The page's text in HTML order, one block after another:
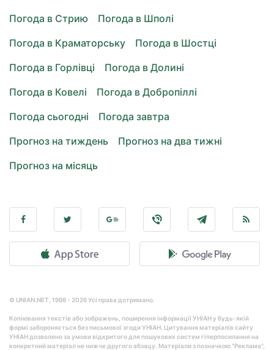
Погода в Стрию
Погода в Шполі
Погода в Краматорську
Погода в Шостці
Погода в Горлівці
Погода в Долині
Погода в Ковелі
Погода в Добропіллі
Погода сьогодні
Погода завтра
Прогноз на тиждень
Прогноз на два тижні
Прогноз на місяць
© UNIAN.NET, 1998 - 2026 Усі права дотримано.
Копіювання текстів або зображень, поширення інформації УНІАН у будь-якій
формі забороняється без письмової згоди УНІАН. Цитування матеріалів сайту
УНІАН дозволено за умови відкритого для пошукових систем гіперпосилання на
конкретний матеріал не нижче другого абзацу. Матеріали з позначкою "Реклама",